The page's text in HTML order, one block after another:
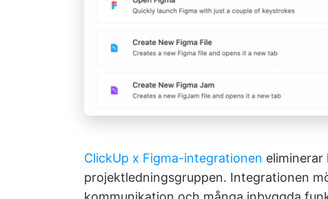
ClickUp x Figma-integrationen eliminerar
projektledningsgruppen. Integrationen